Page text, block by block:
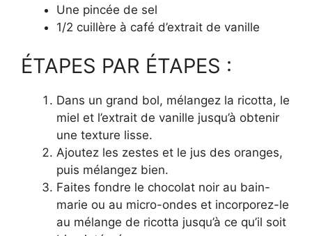
Une pincée de sel
1/2 cuillère à café d’extrait de vanille
ÉTAPES PAR ÉTAPES :
Dans un grand bol, mélangez la ricotta, le
miel et l’extrait de vanille jusqu’à obtenir
une texture lisse.
Ajoutez les zestes et le jus des oranges,
puis mélangez bien.
Faites fondre le chocolat noir au bain-
marie ou au micro-ondes et incorporez-le
au mélange de ricotta jusqu’à ce qu’il soit